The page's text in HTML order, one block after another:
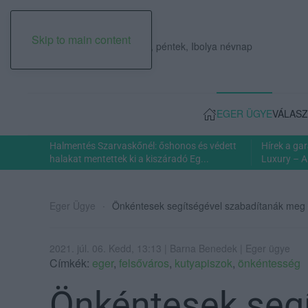
Skip to main content
2026. augusztus 07., péntek, Ibolya névnap
EGER ÜGYE
Halmentés Szarvaskőnél: őshonos és védett
halakat mentettek ki a kiszáradó Eg...
Hírek a
Luxury –
Eger Ügye Önkéntesek segítségével szabadítanák
2021. júl. 06. Kedd, 13:13 | Barna Benedek | Eger ügye
Címkék: eger, felsőváros, kutyapiszok, önkéntesség